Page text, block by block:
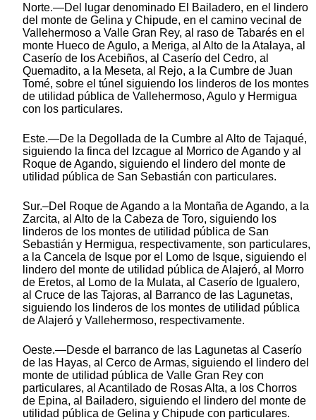
Norte.—Del lugar denominado El Bailadero, en el lindero
del monte de Gelina y Chipude, en el camino vecinal de
Vallehermoso a Valle Gran Rey, al raso de Tabarés en el
monte Hueco de Agulo, a Meriga, al Alto de la Atalaya, al
Caserío de los Acebiños, al Caserío del Cedro, al
Quemadito, a la Meseta, al Rejo, a la Cumbre de Juan
Tomé, sobre el túnel siguiendo los linderos de los montes
de utilidad pública de Vallehermoso, Agulo y Hermigua
con los particulares.
Este.—De la Degollada de la Cumbre al Alto de Tajaqué,
siguiendo la finca del Izcague al Morrico de Agando y al
Roque de Agando, siguiendo el lindero del monte de
utilidad pública de San Sebastián con particulares.
Sur.–Del Roque de Agando a la Montaña de Agando, a la
Zarcita, al Alto de la Cabeza de Toro, siguiendo los
linderos de los montes de utilidad pública de San
Sebastián y Hermigua, respectivamente, son particulares,
a la Cancela de Isque por el Lomo de Isque, siguiendo el
lindero del monte de utilidad pública de Alajeró, al Morro
de Eretos, al Lomo de la Mulata, al Caserío de Igualero,
al Cruce de las Tajoras, al Barranco de las Lagunetas,
siguiendo los linderos de los montes de utilidad pública
de Alajeró y Vallehermoso, respectivamente.
Oeste.—Desde el barranco de las Lagunetas al Caserío
de las Hayas, al Cerco de Armas, siguiendo el lindero del
monte de utilidad pública de Valle Gran Rey con
particulares, al Acantilado de Rosas Alta, a los Chorros
de Epina, al Bailadero, siguiendo el lindero del monte de
utilidad pública de Gelina y Chipude con particulares.